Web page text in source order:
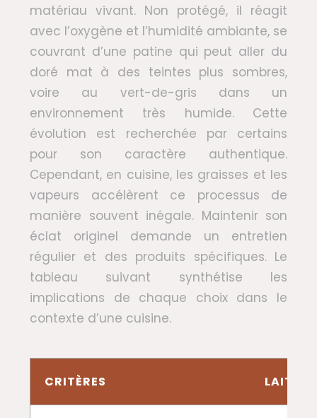
matériau vivant. Non protégé, il réagit
avec l’oxygène et l’humidité ambiante, se
couvrant d’une patine qui peut aller du
doré mat à des teintes plus sombres,
voire au vert-de-gris dans un
environnement très humide. Cette
évolution est recherchée par certains
pour son caractère authentique.
Cependant, en cuisine, les graisses et les
vapeurs accélèrent ce processus de
manière souvent inégale. Maintenir son
éclat originel demande un entretien
régulier et des produits spécifiques. Le
tableau suivant synthétise les
implications de chaque choix dans le
contexte d’une cuisine.
CRITÈRES LAITON